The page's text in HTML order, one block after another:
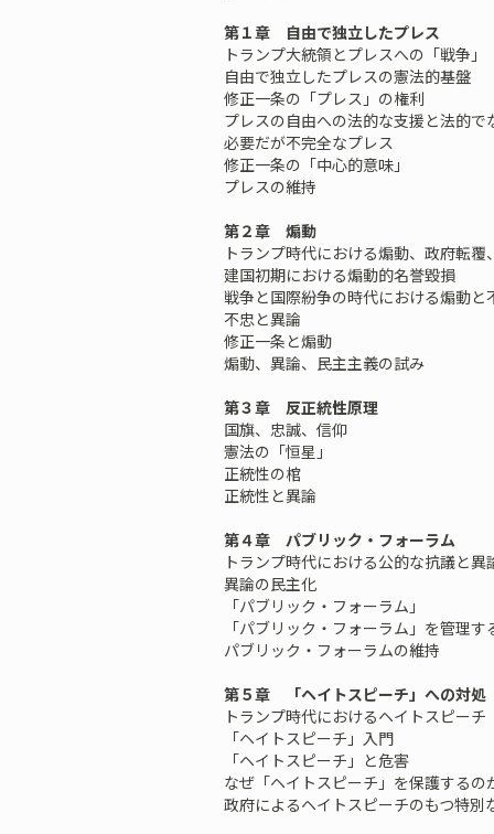
第１章 自由で独立したプレス
トランプ大統領とプレスへの「戦争」
自由で独立したプレスの憲法的基盤
修正一条の「プレス」の権利
プレスの自由への法的な支援と法的で
必要だが不完全なプレス
修正一条の「中心的意味」
プレスの維持
第２章 煽動
トランプ時代における煽動、政府転覆
建国初期における煽動的名誉毀損
戦争と国際紛争の時代における煽動と
不忠と異論
修正一条と煽動
煽動、異論、民主主義の試み
第３章 反正統性原理
国旗、忠誠、信仰
憲法の「恒星」
正統性の棺
正統性と異論
第４章 パブリック・フォーラム
トランプ時代における公的な抗議と異
異論の民主化
「パブリック・フォーラム」
「パブリック・フォーラム」を管理す
パブリック・フォーラムの維持
第５章 「ヘイトスピーチ」への対処
トランプ時代におけるヘイトスピーチ
「ヘイトスピーチ」入門
「ヘイトスピーチ」と危害
なぜ「ヘイトスピーチ」を保護するの
政府によるヘイトスピーチのもつ特別